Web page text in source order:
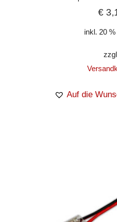
€
inkl. 20
Auf die